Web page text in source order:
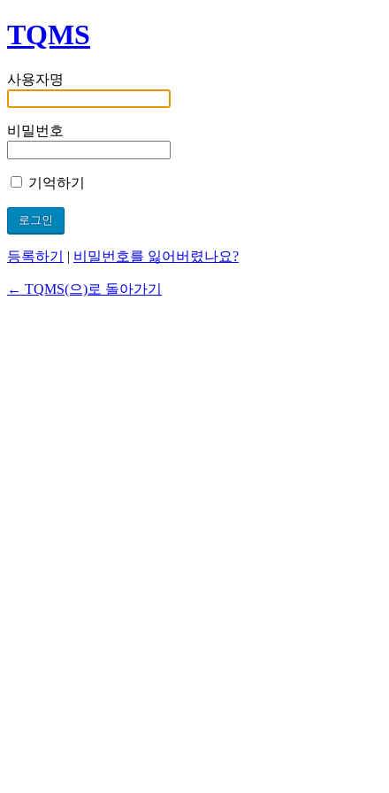
TQMS
사용자명
비밀번호
기억하기
등록하기 | 비밀번호를 잃어버렸나요?
← TQMS(으)로 돌아가기